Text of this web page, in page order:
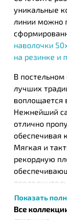
уникальные
линии можно
наволочки
на резинке и
В постельном
лучших
воплощается
Нежнейший
отлично
обеспечивая
Мягкая и
рекордную
вид на
Показать
Все